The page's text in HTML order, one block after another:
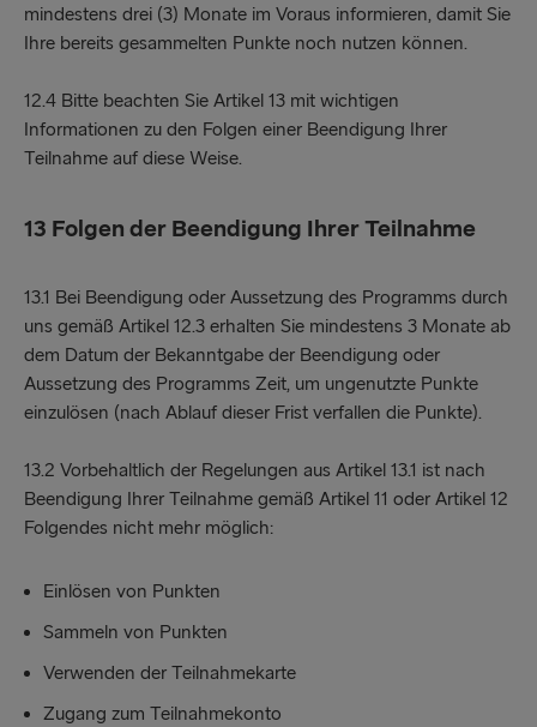
mindestens drei (3) Monate im Voraus informieren, damit Sie
Ihre bereits gesammelten Punkte noch nutzen können.
12.4 Bitte beachten Sie Artikel 13 mit wichtigen
Informationen zu den Folgen einer Beendigung Ihrer
Teilnahme auf diese Weise.
13 Folgen der Beendigung Ihrer Teilnahme
13.1 Bei Beendigung oder Aussetzung des Programms durch
uns gemäß Artikel 12.3 erhalten Sie mindestens 3 Monate ab
dem Datum der Bekanntgabe der Beendigung oder
Aussetzung des Programms Zeit, um ungenutzte Punkte
einzulösen (nach Ablauf dieser Frist verfallen die Punkte).
13.2 Vorbehaltlich der Regelungen aus Artikel 13.1 ist nach
Beendigung Ihrer Teilnahme gemäß Artikel 11 oder Artikel 12
Folgendes nicht mehr möglich:
Einlösen von Punkten
Sammeln von Punkten
Verwenden der Teilnahmekarte
Zugang zum Teilnahmekonto